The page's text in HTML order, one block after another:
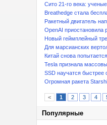
Сито 21-го века:
Breathedge стала
Ракетный двигатель
OpenAI приостановила
Новый геймплейный
Для марсианских
Китай снова
Tesla признала
SSD научатся быстрее
Огромная ракета
< 1 2 3 4
Популярные